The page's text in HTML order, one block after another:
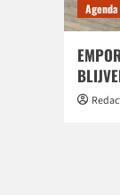
Agenda